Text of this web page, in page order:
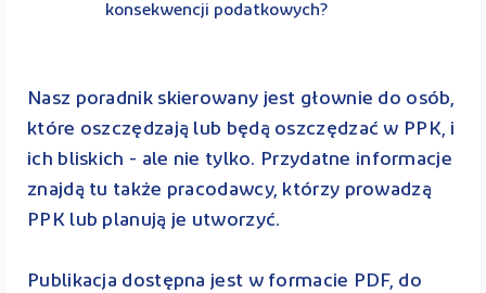
konsekwencji podatkowych?
Nasz poradnik skierowany jest głownie do osób,
które oszczędzają lub będą oszczędzać w PPK, i
ich bliskich - ale nie tylko. Przydatne informacje
znajdą tu także pracodawcy, którzy prowadzą
PPK lub planują je utworzyć.
Publikacja dostępna jest w formacie PDF, do